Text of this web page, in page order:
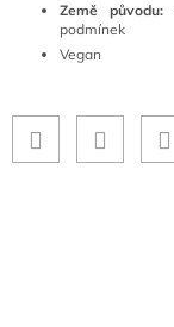
Země původu:
podmínek
Vegan